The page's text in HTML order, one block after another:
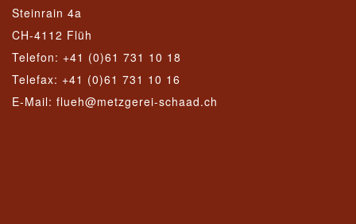
Steinrain 4a
CH-4112 Flüh
Telefon: +41 (0)61 731 10 18
Telefax: +41 (0)61 731 10 16
E-Mail: flueh@metzgerei-schaad.ch